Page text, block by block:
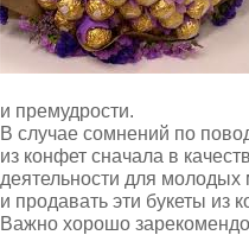
и премудрости.
В случае сомнений по
из конфет сначала в
деятельности для
и продавать эти букеты из
Важно хорошо